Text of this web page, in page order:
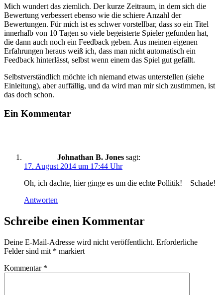
Mich wundert das ziemlich. Der kurze Zeitraum, in dem sich die
Bewertung verbessert ebenso wie die schiere Anzahl der
Bewertungen. Für mich ist es schwer vorstellbar, dass so ein Titel
innerhalb von 10 Tagen so viele begeisterte Spieler gefunden hat,
die dann auch noch ein Feedback geben. Aus meinen eigenen
Erfahrungen heraus weiß ich, dass man nicht automatisch ein
Feedback hinterlässt, selbst wenn einem das Spiel gut gefällt.
Selbstverständlich möchte ich niemand etwas unterstellen (siehe
Einleitung), aber auffällig, und da wird man mir sich zustimmen, ist
das doch schon.
Ein Kommentar
Johnathan B. Jones sagt:
17. August 2014 um 17:44 Uhr
Oh, ich dachte, hier ginge es um die echte Pollitik! – Schade!
Antworten
Schreibe einen Kommentar
Deine E-Mail-Adresse wird nicht veröffentlicht. Erforderliche
Felder sind mit * markiert
Kommentar *